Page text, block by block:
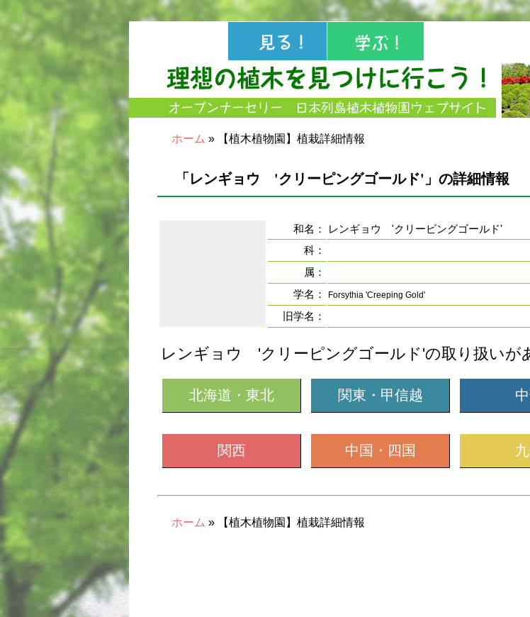
ホーム » 【植木植物園】植栽詳細情報
「レンギョウ 'クリーピングゴールド'」の詳細情報
和名：
レンギョウ 'クリーピングゴールド'
科：
属：
学名：
Forsythia 'Creeping Gold'
旧学名：
レンギョウ 'クリーピングゴールド'の取り扱いが
北海道・東北 関東・甲信越
関西 中国・四国
ホーム » 【植木植物園】植栽詳細情報